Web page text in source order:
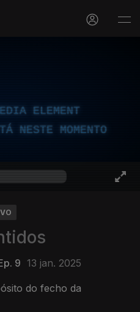
ELEMENT
NESTE MOMENTO
9 13 jan. 2025
do fecho da